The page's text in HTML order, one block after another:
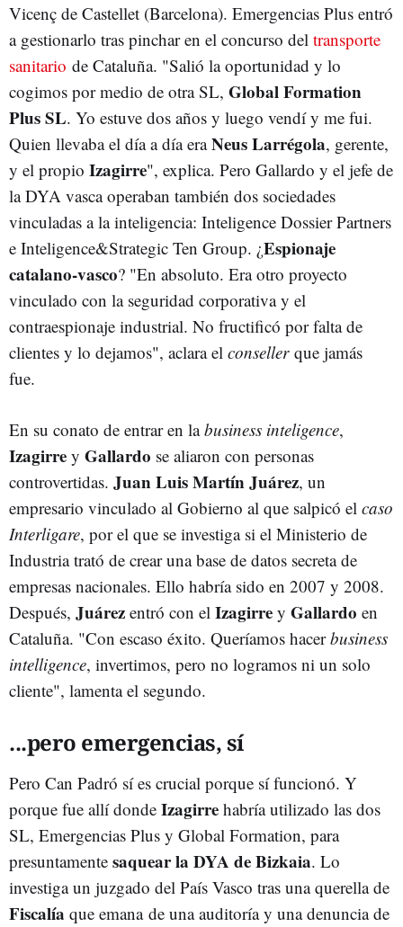
Vicenç de Castellet (Barcelona). Emergencias Plus entró
a gestionarlo tras pinchar en el concurso del transporte
sanitario de Cataluña. "Salió la oportunidad y lo
cogimos por medio de otra SL, Global Formation
Plus SL. Yo estuve dos años y luego vendí y me fui.
Quien llevaba el día a día eraNeus Larrégola, gerente,
y el propio Izagirre", explica. Pero Gallardo y el jefe de
la DYA vasca operaban también dos sociedades
vinculadas a la inteligencia: Inteligence Dossier Partners
e Inteligence&Strategic Ten Group. ¿Espionaje
catalano-vasco? "En absoluto. Era otro proyecto
vinculado con la seguridad corporativa y el
contraespionaje industrial. No fructificó por falta de
clientes y lo dejamos", aclara el consellerque jamás
fue.
En su conato de entrar en labusiness inteligence,
Izagirre y Gallardo se aliaron con personas
controvertidas. Juan Luis Martín Juárez, un
empresario vinculado al Gobierno al que salpicó el caso
Interligare, por el que se investiga si el Ministerio de
Industria trató de crear una base de datos secreta de
empresas nacionales. Ello habría sido en 2007 y 2008.
Después, Juárez entró con el Izagirre y Gallardo en
Cataluña. "Con escaso éxito. Queríamos hacerbusiness
intelligence, invertimos, pero no logramos ni un solo
cliente", lamenta el segundo.
...pero emergencias, sí
Pero Can Padró sí es crucial porque sí funcionó. Y
porque fue allí donde Izagirre habría utilizado las dos
SL, Emergencias Plus y Global Formation, para
presuntamente saquear la DYA de Bizkaia. Lo
investiga un juzgado del País Vasco tras una querella de
Fiscalía que emana de una auditoría y una denuncia de